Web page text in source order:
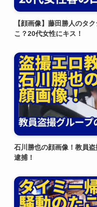
【顔画像】藤田勝人のタ
こ？20代女性にキス！
石川勝也の顔画像！教員
逮捕！